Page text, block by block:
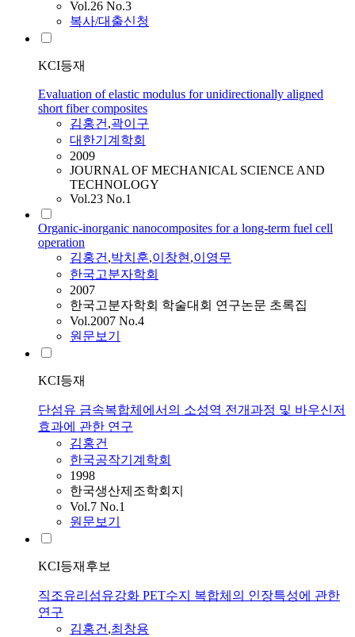
Vol.26 No.3
복사/대출신청
KCI등재
Evaluation of elastic modulus for unidirectionally aligned
short fiber composites
김홍건,곽이구
대한기계학회
2009
JOURNAL OF MECHANICAL SCIENCE AND
TECHNOLOGY
Vol.23 No.1
Organic-inorganic nanocomposites for a long-term fuel cell
operation
김홍건,박치훈,이창현,이영무
한국고분자학회
2007
한국고분자학회 학술대회 연구논문 초록집
Vol.2007 No.4
원문보기
KCI등재
단섬유 금속복합체에서의 소성역 전개과정 및 바우신저
효과에 관한 연구
김홍건
한국공작기계학회
1998
한국생산제조학회지
Vol.7 No.1
원문보기
KCI등재후보
직조유리섬유강화 PET수지 복합체의 인장특성에 관한
연구
김홍건,최창용